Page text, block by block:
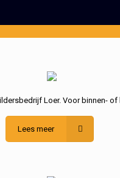
Loer. Voor binnen-
Lees meer